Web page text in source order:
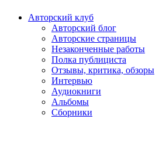
Авторский клуб
Авторский блог
Авторские страницы
Незаконченные работы
Полка публициста
Отзывы, критика, обзоры
Интервью
Аудиокниги
Альбомы
Сборники